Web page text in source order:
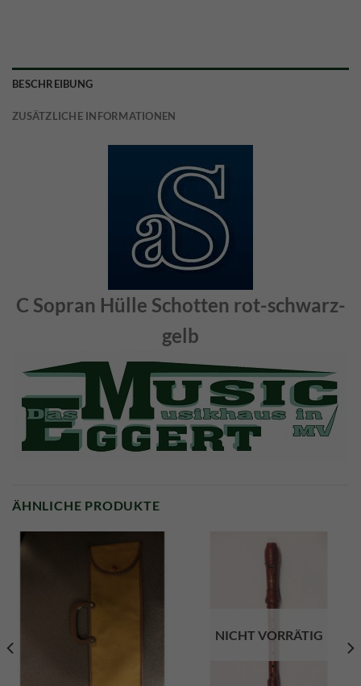
BESCHREIBUNG
ZUSÄTZLICHE INFORMATIONEN
C Sopran Hülle Schotten rot-schwarz-
gelb
ÄHNLICHE PRODUKTE
NICHT VORRÄTIG